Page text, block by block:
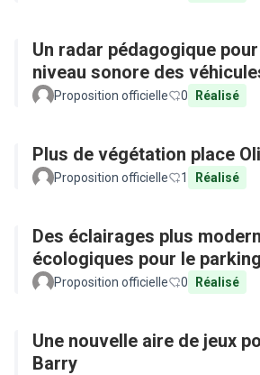
Un radar pédagogique
niveau sonore des
Proposition officielle 0 Réalisé
Plus de végétation place
Proposition officielle 1 Réalisé
Des éclairages plus
écologiques pour le
Proposition officielle 0 Réalisé
Une nouvelle aire de jeux
Barry